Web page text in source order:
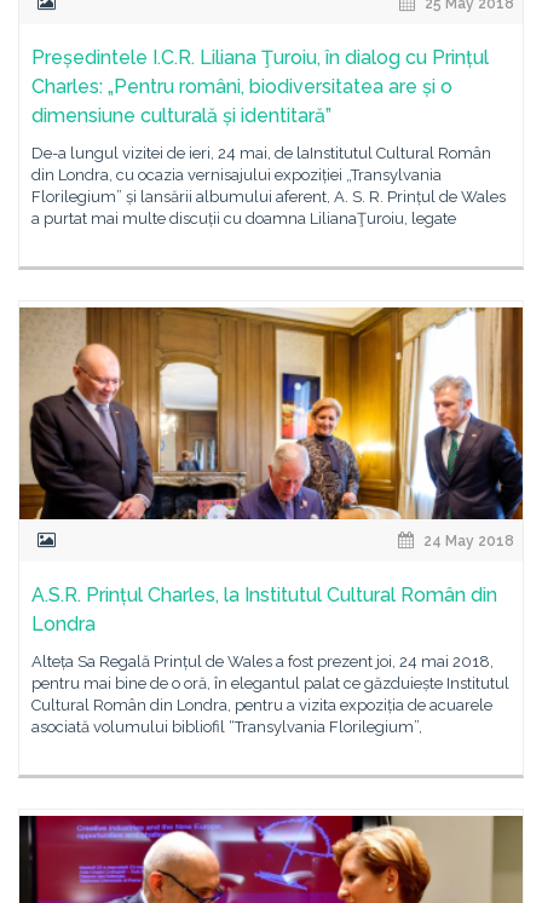
25 May 2018
Președintele I.C.R. Liliana Ţuroiu, în dialog cu Prințul
Charles: „Pentru români, biodiversitatea are și o
dimensiune culturală și identitară”
De-a lungul vizitei de ieri, 24 mai, de laInstitutul Cultural Român
din Londra, cu ocazia vernisajului expoziției „Transylvania
Florilegium” și lansării albumului aferent, A. S. R. Prințul de Wales
a purtat mai multe discuții cu doamna LilianaŢuroiu, legate
24 May 2018
A.S.R. Prințul Charles, la Institutul Cultural Român din
Londra
Alteța Sa Regală Prințul de Wales a fost prezent joi, 24 mai 2018,
pentru mai bine de o oră, în elegantul palat ce găzduiește Institutul
Cultural Român din Londra, pentru a vizita expoziția de acuarele
asociată volumului bibliofil “Transylvania Florilegium”,